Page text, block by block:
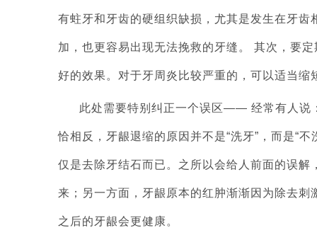
有蛀牙和牙齿的硬组织缺损，尤其是发生在牙
加，也更容易出现无法挽救的牙缝。 其次，要
好的效果。对于牙周炎比较严重的，可以适当
此处需要特别纠正一个误区—— 经常有人说
恰相反，牙龈退缩的原因并不是“洗牙”，而是“
仅是去除牙结石而已。之所以会给人前面的误
来；另一方面，牙龈原本的红肿渐渐因为除去
之后的牙龈会更健康。